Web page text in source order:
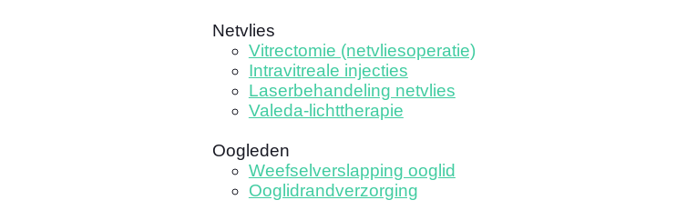
Netvlies
Vitrectomie (netvliesoperatie)
Intravitreale injecties
Laserbehandeling netvlies
Valeda-lichttherapie
Oogleden
Weefselverslapping ooglid
Ooglidrandverzorging